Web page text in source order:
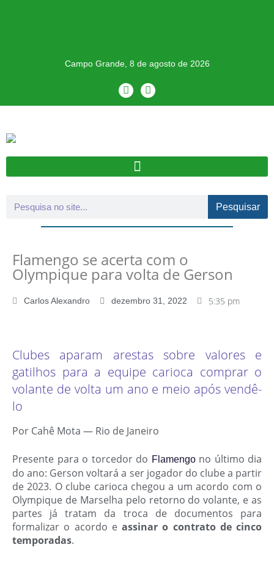
Campo Grande, 8 de agosto de 2026
Pesquisar
Flamengo se acerta com o
Olympique para volta de Gerson
Carlos Alexandro dezembro 31, 2022 5:35 pm
Clubes aparam arestas sobre valores e
gatilhos para a equipe carioca comprar o
volante de volta um ano e meio após vendê-
lo
Por Cahê Mota — Rio de Janeiro
Presente para o torcedor do Flamengono último dia
do ano: Gerson voltará a ser jogador do clube a partir
de 2023. O clube carioca chegou a um acordo com o
Olympique de Marselha pelo retorno do volante, e as
partes já tratam da troca de documentos para
formalizar o acordo e assinar o contrato de cinco
temporadas.